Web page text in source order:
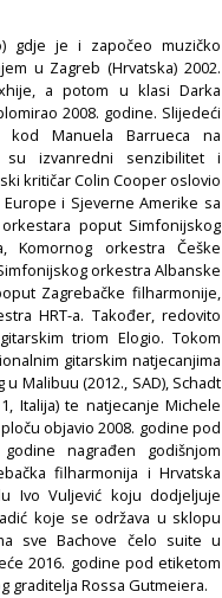
gdje je i započeo muzičko
u Zagreb (Hrvatska) 2002.
a potom u klasi Darka
2008. godine. Slijedeći
kod Manuela Barrueca na
su izvanredni senzibilitet i
kritičar Colin Cooper oslovio
i Sjeverne Amerike sa
poput Simfonijskog
Komornog orkestra Češke
orkestra Albanske
Zagrebačke filharmonije,
HRT-a. Također, redovito
triom Elogio. Tokom
gitarskim natjecanjima
Malibuu (2012., SAD), Schadt
Italija) te natjecanje Michele
objavio 2008. godine pod
nagrađen godišnjom
filharmonija i Hrvatska
Ivo Vuljević koju dodjeljuje
koje se održava u sklopu
sve Bachove čelo suite u
2016. godine pod etiketom
graditelja Rossa Gutmeiera.